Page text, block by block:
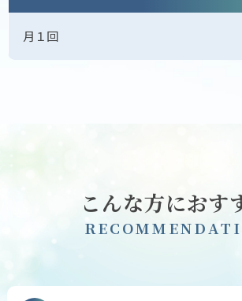
月１回
こんな方におす
RECOMMEND ATI